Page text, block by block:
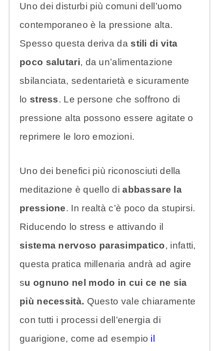
Uno dei disturbi più comuni dell’uomo
contemporaneo è la pressione alta.
Spesso questa deriva da stili di vita
poco salutari, da un’alimentazione
sbilanciata, sedentarietà e sicuramente
lo stress. Le persone che soffrono di
pressione alta possono essere agitate o
reprimere le loro emozioni.
Uno dei benefici più riconosciuti della
meditazione è quello di abbassare la
pressione. In realtà c’è poco da stupirsi.
Riducendo lo stress e attivando il
sistema nervoso parasimpatico, infatti,
questa pratica millenaria andrà ad agire
su ognuno nel modo in cui ce ne sia
più necessità. Questo vale chiaramente
con tutti i processi dell’energia di
guarigione, come ad esempio il